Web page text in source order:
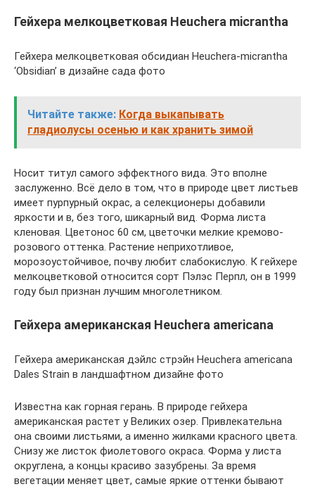
Гейхера мелкоцветковая Heuchera micrantha
Гейхера мелкоцветковая обсидиан Heuchera-micrantha
‘Obsidian’ в дизайне сада фото
Читайте также: Когда выкапывать
гладиолусы осенью и как хранить зимой
Носит титул самого эффектного вида. Это вполне
заслуженно. Всё дело в том, что в природе цвет листьев
имеет пурпурный окрас, а селекционеры добавили
яркости и в, без того, шикарный вид. Форма листа
кленовая. Цветонос 60 см, цветочки мелкие кремово-
розового оттенка. Растение неприхотливое,
морозоустойчивое, почву любит слабокислую. К гейхере
мелкоцветковой относится сорт Пэлэс Перпл, он в 1999
году был признан лучшим многолетником.
Гейхера американская Heuchera americana
Гейхера американская дэйлс стрэйн Heuchera americana
Dales Strain в ландшафтном дизайне фото
Известна как горная герань. В природе гейхера
американская растет у Великих озер. Привлекательна
она своими листьями, а именно жилками красного цвета.
Снизу же листок фиолетового окраса. Форма у листа
округлена, а концы красиво зазубрены. За время
вегетации меняет цвет, самые яркие оттенки бывают